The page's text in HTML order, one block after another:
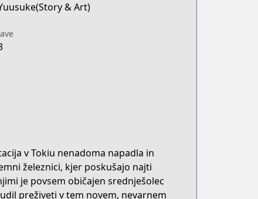
& Art)
v Tokiu nenadoma napadla in
železnici, kjer poskušajo najti
je povsem običajen srednješolec
preživeti v tem novem, nevarnem